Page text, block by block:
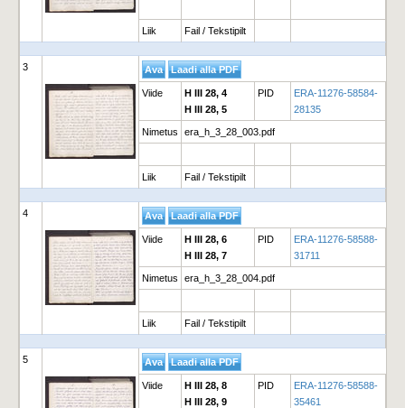
Liik Fail / Tekstipilt
3
Viide
H III 28, 4
H III 28, 5
PID
ERA-11276-58584-
28135
Nimetus era_h_3_28_003.pdf
Liik Fail / Tekstipilt
4
Viide
H III 28, 6
H III 28, 7
PID
ERA-11276-58588-
31711
Nimetus era_h_3_28_004.pdf
Liik Fail / Tekstipilt
5
Viide
H III 28, 8
H III 28, 9
PID
ERA-11276-58588-
35461